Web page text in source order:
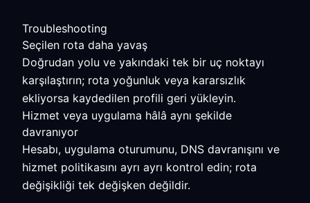
Troubleshooting
Seçilen rota daha yavaş
Doğrudan yolu ve yakındaki tek bir uç noktayı
karşılaştırın; rota yoğunluk veya kararsızlık
ekliyorsa kaydedilen profili geri yükleyin.
Hizmet veya uygulama hâlâ aynı şekilde
davranıyor
Hesabı, uygulama oturumunu, DNS davranışını ve
hizmet politikasını ayrı ayrı kontrol edin; rota
değişikliği tek değişken değildir.